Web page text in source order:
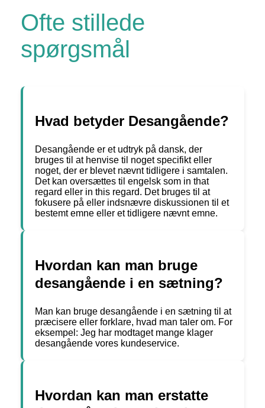
Ofte stillede
spørgsmål
Hvad betyder Desangående?
Desangående er et udtryk på dansk, der
bruges til at henvise til noget specifikt eller
noget, der er blevet nævnt tidligere i samtalen.
Det kan oversættes til engelsk som in that
regard eller in this regard. Det bruges til at
fokusere på eller indsnævre diskussionen til et
bestemt emne eller et tidligere nævnt emne.
Hvordan kan man bruge
desangående i en sætning?
Man kan bruge desangående i en sætning til at
præcisere eller forklare, hvad man taler om. For
eksempel: Jeg har modtaget mange klager
desangående vores kundeservice.
Hvordan kan man erstatte